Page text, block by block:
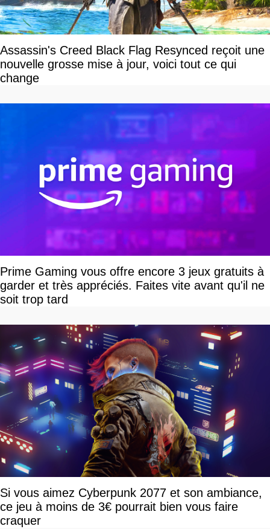
Assassin's Creed Black Flag Resynced reçoit une
nouvelle grosse mise à jour, voici tout ce qui
change
Prime Gaming vous offre encore 3 jeux gratuits à
garder et très appréciés. Faites vite avant qu'il ne
soit trop tard
Si vous aimez Cyberpunk 2077 et son ambiance,
ce jeu à moins de 3€ pourrait bien vous faire
craquer